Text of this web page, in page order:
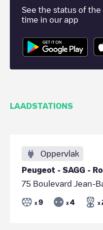
See the status of
time in our app
LAADSTATIONS
Oppervlak
75 Boulevard Jean-
x 9 x 4 x